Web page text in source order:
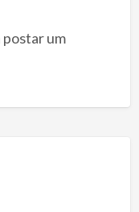
um